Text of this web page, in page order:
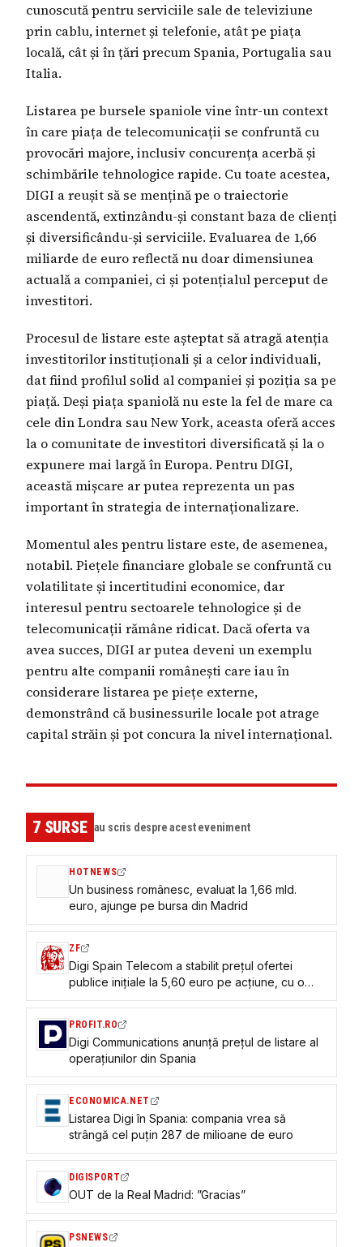
cunoscută pentru serviciile sale de televiziune
prin cablu, internet și telefonie, atât pe piața
locală, cât și în țări precum Spania, Portugalia sau
Italia.
Listarea pe bursele spaniole vine într-un context
în care piața de telecomunicații se confruntă cu
provocări majore, inclusiv concurența acerbă și
schimbările tehnologice rapide. Cu toate acestea,
DIGI a reușit să se mențină pe o traiectorie
ascendentă, extinzându-și constant baza de clienți
și diversificându-și serviciile. Evaluarea de 1,66
miliarde de euro reflectă nu doar dimensiunea
actuală a companiei, ci și potențialul perceput de
investitori.
Procesul de listare este așteptat să atragă atenția
investitorilor instituționali și a celor individuali,
dat fiind profilul solid al companiei și poziția sa pe
piață. Deși piața spaniolă nu este la fel de mare ca
cele din Londra sau New York, aceasta oferă acces
la o comunitate de investitori diversificată și la o
expunere mai largă în Europa. Pentru DIGI,
această mișcare ar putea reprezenta un pas
important în strategia de internaționalizare.
Momentul ales pentru listare este, de asemenea,
notabil. Piețele financiare globale se confruntă cu
volatilitate și incertitudini economice, dar
interesul pentru sectoarele tehnologice și de
telecomunicații rămâne ridicat. Dacă oferta va
avea succes, DIGI ar putea deveni un exemplu
pentru alte companii românești care iau în
considerare listarea pe piețe externe,
demonstrând că businessurile locale pot atrage
capital străin și pot concura la nivel internațional.
7SURSE au scris despre acest eveniment
HOTNEWS
Un business românesc, evaluat la 1,66 mld.
euro, ajunge pe bursa din Madrid
ZF
Digi Spain Telecom a stabilit preţul ofertei
publice iniţiale la 5,60 euro pe acţiune, cu o
capitalizare de 1,67 miliarde euro. Ofertă de
majoritar
PROFIT.RO
Digi Communications anunță prețul de listare al
operațiunilor din Spania
ECONOMICA.NET
Listarea Digi în Spania: compania vrea să
strângă cel puțin 287 de milioane de euro
DIGISPORT
OUT de la Real Madrid: ”Gracias”
PSNEWS